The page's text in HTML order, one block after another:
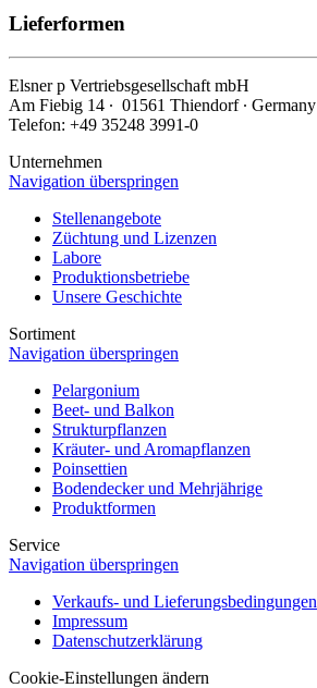
Lieferformen
Elsnerp Vertriebsgesellschaft mbH
Am Fiebig 14 ∙ 01561 Thiendorf ∙ Germany
Telefon: +49 35248 3991-0
Unternehmen
Navigation überspringen
Stellenangebote
Züchtung und Lizenzen
Labore
Produktionsbetriebe
Unsere Geschichte
Sortiment
Navigation überspringen
Pelargonium
Beet- und Balkon
Strukturpflanzen
Kräuter- und Aromapflanzen
Poinsettien
Bodendecker und Mehrjährige
Produktformen
Service
Navigation überspringen
Verkaufs- und Lieferungsbedingungen
Impressum
Datenschutzerklärung
Cookie-Einstellungen ändern